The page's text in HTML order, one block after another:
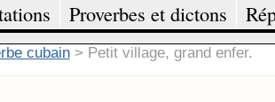
Proverbes et dictons
cubain > Petit village, grand enfer.